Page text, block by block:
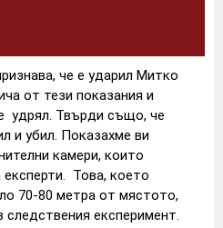
че е ударил Митко
от тези показания и
удрял. Твърди също, че
и убил. Показахме ви
камери, които
Това, което
70-80 метра от мястото,
експеримент.